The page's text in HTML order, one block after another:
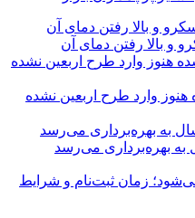
و بالا رفتن دمای آن
هنوز وارد طرح اربعین نشده
به بهره‌برداری می‌رسد
زمان ثبت‌نام و شرایط